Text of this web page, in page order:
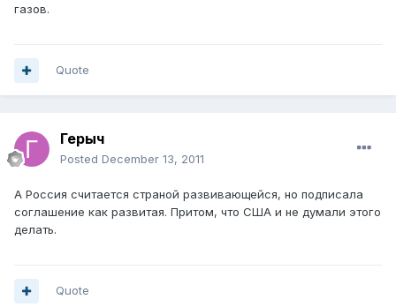
газов.
Quote
Герыч
Posted December 13, 2011
А Россия считается страной развивающейся, но подписала
соглашение как развитая. Притом, что США и не думали этого
делать.
Quote